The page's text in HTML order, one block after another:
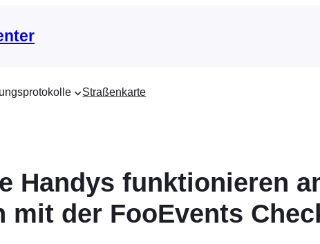
Straßenkarte
Handys funktionieren
mit der FooEvents